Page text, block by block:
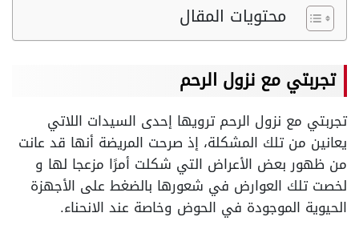
محتويات المقال
تجربتي مع نزول الرحم
تجربتي مع نزول الرحم ترويها إحدى السيدات اللاتي
يعانين من تلك المشكلة، إذ صرحت المريضة أنها قد عانت
من ظهور بعض الأعراض التي شكلت أمرًا مزعجا لها و
لخصت تلك العوارض في شعورها بالضغط على الأجهزة
الحيوية الموجودة في الحوض وخاصة عند الانحناء.